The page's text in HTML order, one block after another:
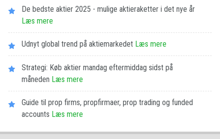
De bedste aktier 2025 - mulige aktieraketter i det nye år
Læs mere
Udnyt global trend på aktiemarkedet Læs mere
Strategi: Køb aktier mandag eftermiddag sidst på
måneden Læs mere
Guide til prop firms, propfirmaer, prop trading og funded
accounts Læs mere